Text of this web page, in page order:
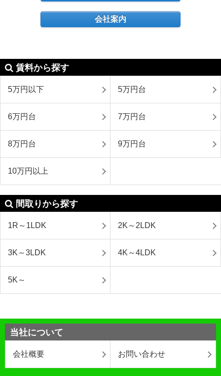
会社案内
賃料から探す
5万円以下 5万円台
6万円台 7万円台
8万円台 9万円台
10万円以上
間取りから探す
1R～1LDK 2K～2LDK
3K～3LDK 4K～4LDK
5K～
当社について
会社概要 お問い合わせ